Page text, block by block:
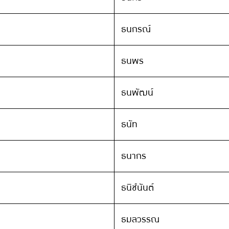
ธนกรณ์
ธนพร
ธนพัฒน์
ธนัท
ธนากร
ธนิช์นันต์
ธมลวรรณ